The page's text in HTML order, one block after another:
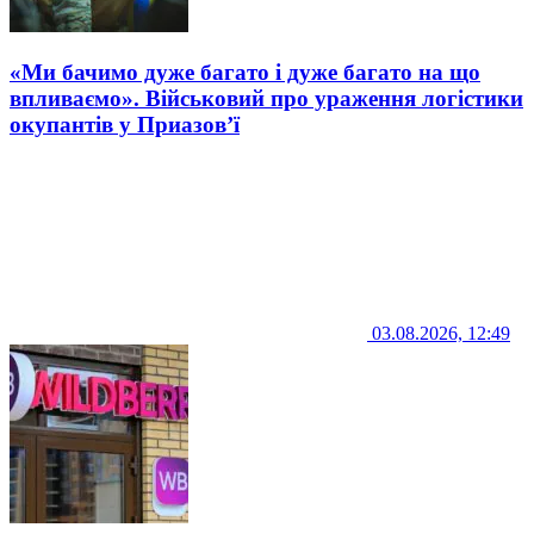
«Ми бачимо дуже багато і дуже багато на що
впливаємо». Військовий про ураження логістики
окупантів у Приазов’ї
03.08.2026, 12:49